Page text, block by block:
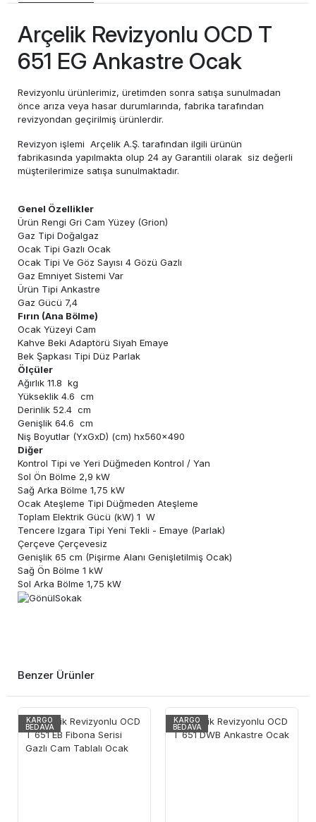
Arçelik Revizyonlu OCD T
651 EG Ankastre Ocak
Revizyonlu ürünlerimiz, üretimden sonra satışa sunulmadan
önce arıza veya hasar durumlarında, fabrika tarafından
revizyondan geçirilmiş ürünlerdir.
Revizyon işlemi Arçelik A.Ş. tarafından ilgili ürünün
fabrikasında yapılmakta olup 24 ay Garantili olarak siz değerli
müşterilerimize satışa sunulmaktadır.
Genel Özellikler
Ürün Rengi Gri Cam Yüzey (Grion)
Gaz Tipi Doğalgaz
Ocak Tipi Gazlı Ocak
Ocak Tipi Ve Göz Sayısı 4 Gözü Gazlı
Gaz Emniyet Sistemi Var
Ürün Tipi Ankastre
Gaz Gücü 7,4
Fırın (Ana Bölme)
Ocak Yüzeyi Cam
Kahve Beki Adaptörü Siyah Emaye
Bek Şapkası Tipi Düz Parlak
Ölçüler
Ağırlık 11.8 kg
Yükseklik 4.6 cm
Derinlik 52.4 cm
Genişlik 64.6 cm
Niş Boyutlar (YxGxD) (cm) hx560x490
Diğer
Kontrol Tipi ve Yeri Düğmeden Kontrol / Yan
Sol Ön Bölme 2,9 kW
Sağ Arka Bölme 1,75 kW
Ocak Ateşleme Tipi Düğmeden Ateşleme
Toplam Elektrik Gücü (kW) 1 W
Tencere Izgara Tipi Yeni Tekli - Emaye (Parlak)
Çerçeve Çerçevesiz
Genişlik 65 cm (Pişirme Alanı Genişletilmiş Ocak)
Sağ Ön Bölme 1 kW
Sol Arka Bölme 1,75 kW
Benzer Ürünler
KARGO
BEDAVA
KARGO
BEDAVA